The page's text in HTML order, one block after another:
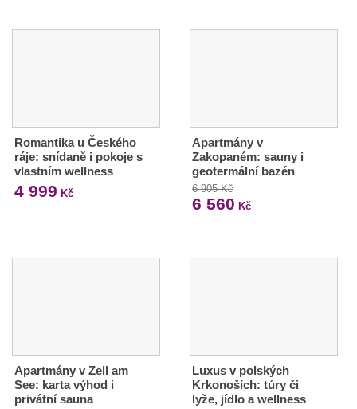
Romantika u Českého
ráje: snídaně i pokoje s
vlastním wellness
4 999 Kč
Apartmány v
Zakopaném: sauny i
geotermální bazén
6 905 Kč
6 560 Kč
Apartmány v Zell am
See: karta výhod i
privátní sauna
Luxus v polských
Krkonoších: túry či
lyže, jídlo a wellness